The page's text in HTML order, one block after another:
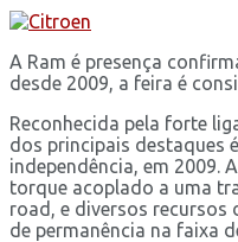
A Ram é presença
desde 2009, a feira é
Reconhecida pela forte
dos principais destaques
independência, em 2009.
torque acoplado a uma
road, e diversos
de permanência na faixa